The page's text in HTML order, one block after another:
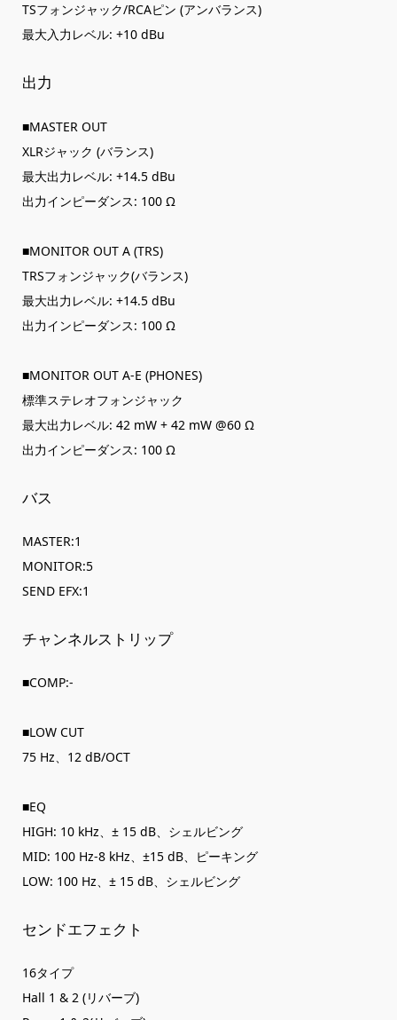
TSフォンジャック/RCAピン (アンバランス)
最大入力レベル: +10 dBu
出力
■MASTER OUT
XLRジャック (バランス)
最大出力レベル: +14.5 dBu
出力インピーダンス: 100 Ω
■MONITOR OUT A (TRS)
TRSフォンジャック(バランス)
最大出力レベル: +14.5 dBu
出力インピーダンス: 100 Ω
■MONITOR OUT A-E (PHONES)
標準ステレオフォンジャック
最大出力レベル: 42 mW + 42 mW @60 Ω
出力インピーダンス: 100 Ω
バス
MASTER:1
MONITOR:5
SEND EFX:1
チャンネルストリップ
■COMP:-
■LOW CUT
75 Hz、12 dB/OCT
■EQ
HIGH: 10 kHz、± 15 dB、シェルビング
MID: 100 Hz-8 kHz、±15 dB、ピーキング
LOW: 100 Hz、± 15 dB、シェルビング
センドエフェクト
16タイプ
Hall 1 & 2 (リバーブ)